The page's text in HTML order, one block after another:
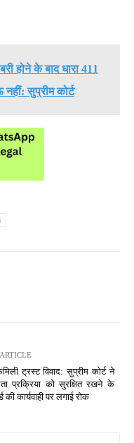
होने के बाद धारा 411
सुप्रीम कोर्ट
ट्रस्ट विवाद: सुप्रीम कोर्ट ने
प्रक्रिया को सुरक्षित रखने के
की कार्यवाही पर लगाई रोक